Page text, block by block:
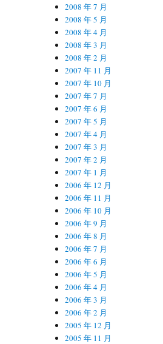
2008 年 7 月
2008 年 5 月
2008 年 4 月
2008 年 3 月
2008 年 2 月
2007 年 11 月
2007 年 10 月
2007 年 7 月
2007 年 6 月
2007 年 5 月
2007 年 4 月
2007 年 3 月
2007 年 2 月
2007 年 1 月
2006 年 12 月
2006 年 11 月
2006 年 10 月
2006 年 9 月
2006 年 8 月
2006 年 7 月
2006 年 6 月
2006 年 5 月
2006 年 4 月
2006 年 3 月
2006 年 2 月
2005 年 12 月
2005 年 11 月